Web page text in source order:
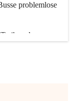
problemlose
der